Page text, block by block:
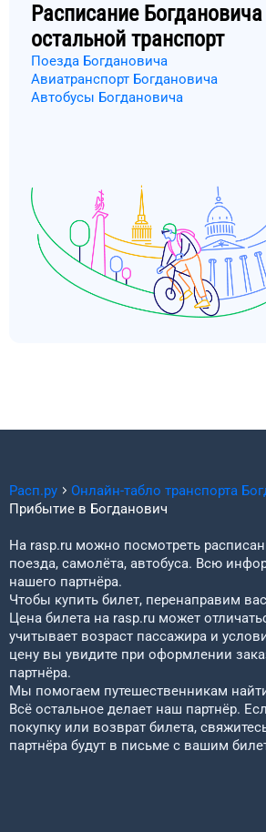
Расписание Богдановича
остальной транспорт
Поезда Богдановича
Авиатранспорт Богдановича
Автобусы Богдановича
Расп.ру Онлайн-табло транспорта
Прибытие в Богданович
На rasp.ru можно посмотреть
поезда, самолёта, автобуса. Всю
нашего партнёра.
Чтобы купить билет, перенаправим
Цена билета на rasp.ru может
учитывает возраст пассажира и
цену вы увидите при оформлении
партнёра.
Мы помогаем путешественникам
Всё остальное делает наш партнёр.
покупку или возврат билета,
партнёра будут в письме с вашим